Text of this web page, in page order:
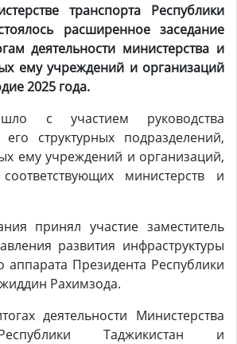
транспорта Республики
расширенное заседание
деятельности министерства и
ему учреждений и организаций
2025 года.
с участием руководства
структурных подразделений,
ему учреждений и организаций,
соответствующих министерств и
принял участие заместитель
развития инфраструктуры
аппарата Президента Республики
Рахимзода.
деятельности Министерства
Таджикистан и